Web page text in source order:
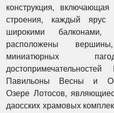
конструкция,
строения, каждый ярус
широкими
расположены
миниатюрных
достопримечательностей
Павильоны Весны и
Озере Лотосов,
даосских храмовых